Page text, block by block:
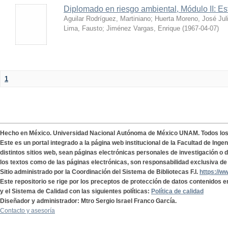
Diplomado en riesgo ambiental, Módulo II:
Aguilar Rodríguez, Martiniano; Huerta Moreno, José
Lima, Fausto; Jiménez Vargas, Enrique (1967-04-07)
1
Hecho en México. Universidad Nacional Autónoma de México UNAM. Todos
Este es un portal integrado a la página web institucional de la Facultad de
distintos sitios web, sean páginas electrónicas personales de investigación o
los textos como de las páginas electrónicas, son responsabilidad exclusiva
Sitio administrado por la Coordinación del Sistema de Bibliotecas F.I. https://
Este repositorio se rige por los preceptos de protección de datos contenidos
y el Sistema de Calidad con las siguientes políticas: Política de calidad
Diseñador y administrador: Mtro Sergio Israel Franco García.
Contacto y asesoría